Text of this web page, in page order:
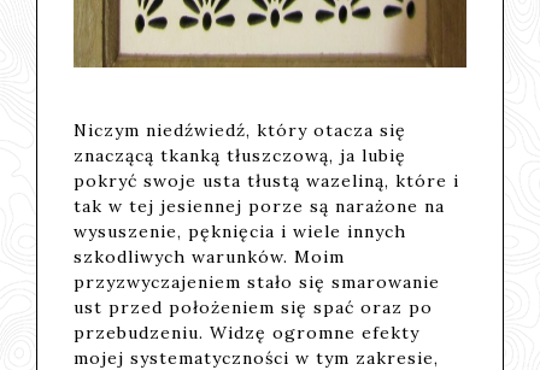
Niczym niedźwiedź, który otacza się
znaczącą tkanką tłuszczową, ja lubię
pokryć swoje usta tłustą wazeliną, które i
tak w tej jesiennej porze są narażone na
wysuszenie, pęknięcia i wiele innych
szkodliwych warunków. Moim
przyzwyczajeniem stało się smarowanie
ust przed położeniem się spać oraz po
przebudzeniu. Widzę ogromne efekty
mojej systematyczności w tym zakresie,